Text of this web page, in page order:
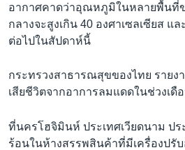
อากาศคาดว่าอุณหภูมิในหลายพื้นที่
กลางจะสูงเกิน 40 องศาเซลเซียส แ
ต่อไปในสัปดาห์นี้
กระทรวงสาธารณสุขของไทย ราย
เสียชีวิตจากอาการลมแดดในช่วงเดื
ที่นครโฮจิมินห์ ประเทศเวียดนาม ป
ร้อนในห้างสรรพสินค้าที่มีเครื่องปรั